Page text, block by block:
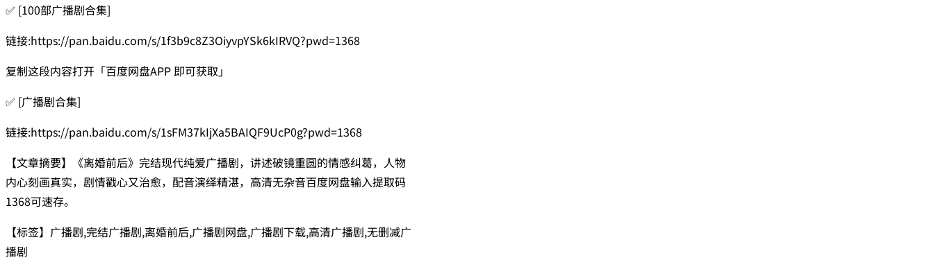
✅ [100部广播剧合集]
链接:https://pan.baidu.com/s/1f3b9c8Z3OiyvpYSk6kIRVQ?pwd=1368
复制这段内容打开「百度网盘APP 即可获取」
✅ [广播剧合集]
链接:https://pan.baidu.com/s/1sFM37kIjXa5BAIQF9UcP0g?pwd=1368
【文章摘要】《离婚前后》完结现代纯爱广播剧，讲述破镜重圆的情感纠葛，人物
内心刻画真实，剧情戳心又治愈，配音演绎精湛，高清无杂音百度网盘输入提取码
1368可速存。
【标签】广播剧,完结广播剧,离婚前后,广播剧网盘,广播剧下载,高清广播剧,无删减广
播剧